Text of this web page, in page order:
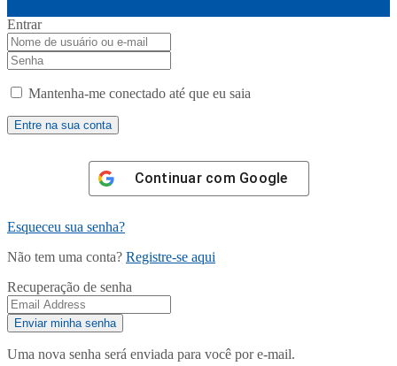
Entrar
Mantenha-me conectado até que eu saia
Continuar com Google
Esqueceu sua senha?
Não tem uma conta? Registre-se aqui
Recuperação de senha
Uma nova senha será enviada para você por e-mail.